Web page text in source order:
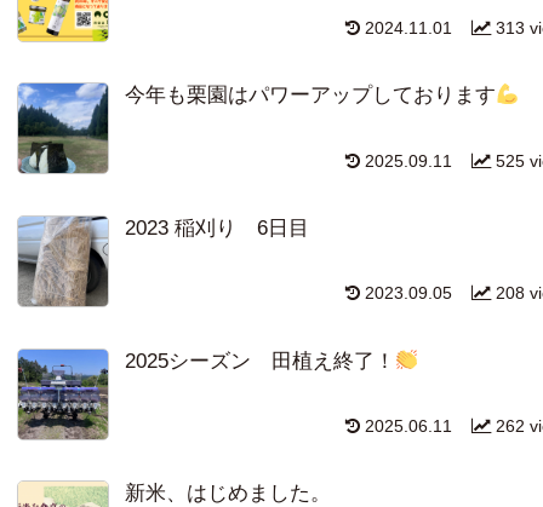
313
2024.11.01
今年も栗園はパワーアップしております
525
2025.09.11
2023 稲刈り 6日目
208
2023.09.05
2025シーズン 田植え終了！
262
2025.06.11
新米、はじめました。